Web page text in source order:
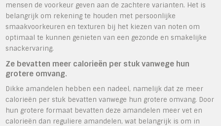
mensen de voorkeur geven aan de zachtere varianten. Het is
belangrijk om rekening te houden met persoonlijke
smaakvoorkeuren en texturen bij het kiezen van noten om
optimaal te kunnen genieten van een gezonde en smakelijke
snackervaring.
Ze bevatten meer calorieën per stuk vanwege hun
grotere omvang.
Dikke amandelen hebben een nadeel, namelijk dat ze meer
calorieën per stuk bevatten vanwege hun grotere omvang. Door
hun grotere formaat bevatten deze amandelen meer vet en
calorieën dan reguliere amandelen, wat belangrijk is om in